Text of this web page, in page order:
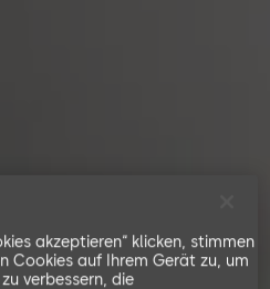
akzeptieren“ klicken, stimmen
Cookies auf Ihrem Gerät zu, um
verbessern, die